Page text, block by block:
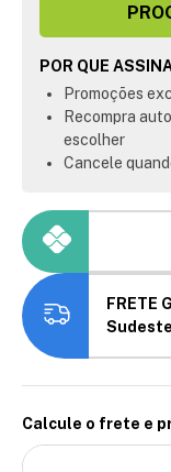
POR QUE
Promoções
Recompra
escolher
Cancele
FRETE
Sudeste
Calcule o frete e